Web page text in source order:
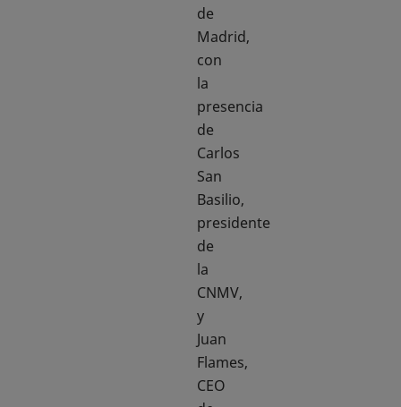
de
Madrid,
con
la
presencia
de
Carlos
San
Basilio,
presidente
de
la
CNMV,
y
Juan
Flames,
CEO